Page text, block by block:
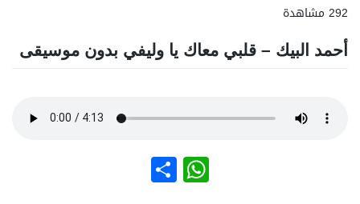
292 مشاهدة
أحمد البيك – قلبي معاك يا وليفي بدون موسيقى
WhatsApp
نشر